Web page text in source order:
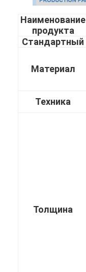
Наименование
продукта
Стандартный
Материал
Техника
Толщина